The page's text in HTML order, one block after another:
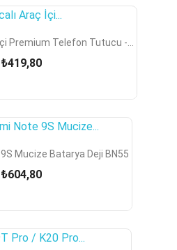
Premium Telefon Tutucu -...
₺419,80
Mucize Batarya Deji BN55
₺604,80